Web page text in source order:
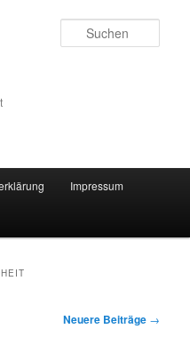
Impressum
Neuere Beiträge →